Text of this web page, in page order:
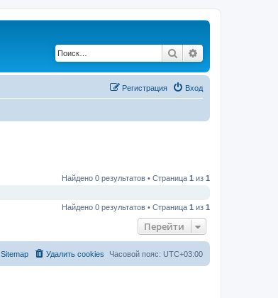
Поиск
Вход
Регистрация
Найдено 0 результатов • Страница 1 из 1
Найдено 0 результатов • Страница 1 из 1
Перейти
Часовой пояс: UTC+03:00
Удалить cookies
Sitemap